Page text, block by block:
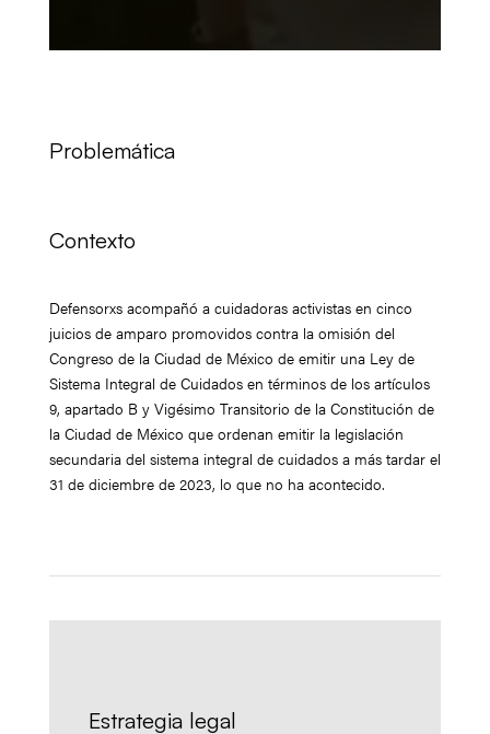
Problemática
Contexto
Defensorxs acompañó a cuidadoras activistas en cinco
juicios de amparo promovidos contra la omisión del
Congreso de la Ciudad de México de emitir una Ley de
Sistema Integral de Cuidados en términos de los artículos
9, apartado B y Vigésimo Transitorio de la Constitución de
la Ciudad de México que ordenan emitir la legislación
secundaria del sistema integral de cuidados a más tardar el
31 de diciembre de 2023, lo que no ha acontecido.
Estrategia legal